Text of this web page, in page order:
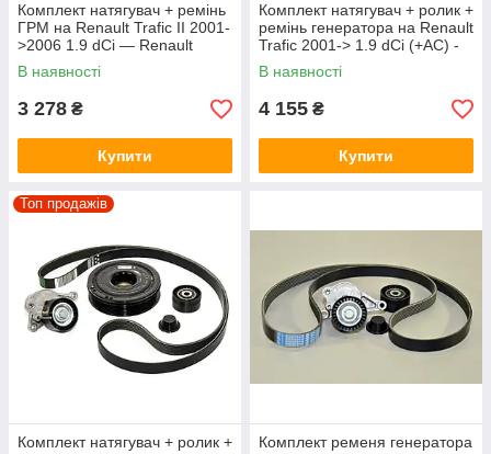
Комплект натягувач + ремінь
ГРМ на Renault Trafic II 2001-
>2006 1.9 dCi — Renault
(Оригінал) - 7701477048
В наявності
3 278 ₴
Купити
Комплект натягувач + ролик +
ремінь генератора на Renault
Trafic 2001-> 1.9 dCi (+AC) -
117200713R
В наявності
4 155 ₴
Купити
Топ продажів
Комплект натягувач + ролик +
Комплект ременя генератора